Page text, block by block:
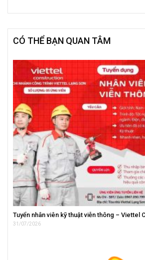
CÓ THỂ BẠN QUAN TÂM
Tuyển nhân viên kỹ thuật viễn thông – Viettel
31/07/2026